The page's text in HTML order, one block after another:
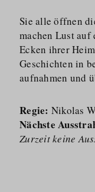
Sie alle öffnen
machen Lust auf
Ecken ihrer
Geschichten in
aufnahmen und
Regie: Nikolas
Nächste
Zurzeit keine